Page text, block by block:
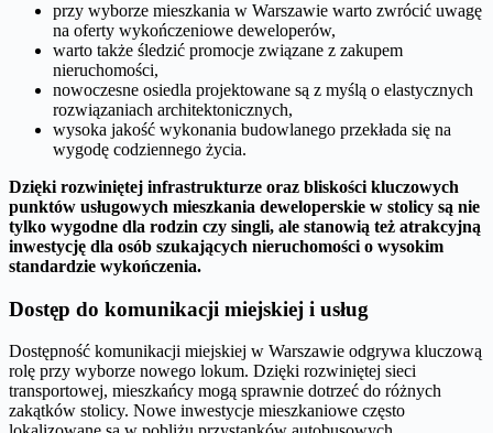
przy wyborze mieszkania w Warszawie warto zwrócić uwagę
na oferty wykończeniowe deweloperów,
warto także śledzić promocje związane z zakupem
nieruchomości,
nowoczesne osiedla projektowane są z myślą o elastycznych
rozwiązaniach architektonicznych,
wysoka jakość wykonania budowlanego przekłada się na
wygodę codziennego życia.
Dzięki rozwiniętej infrastrukturze oraz bliskości kluczowych
punktów usługowych mieszkania deweloperskie w stolicy są nie
tylko wygodne dla rodzin czy singli, ale stanowią też atrakcyjną
inwestycję dla osób szukających nieruchomości o wysokim
standardzie wykończenia.
Dostęp do komunikacji miejskiej i usług
Dostępność komunikacji miejskiej w Warszawie odgrywa kluczową
rolę przy wyborze nowego lokum. Dzięki rozwiniętej sieci
transportowej, mieszkańcy mogą sprawnie dotrzeć do różnych
zakątków stolicy. Nowe inwestycje mieszkaniowe często